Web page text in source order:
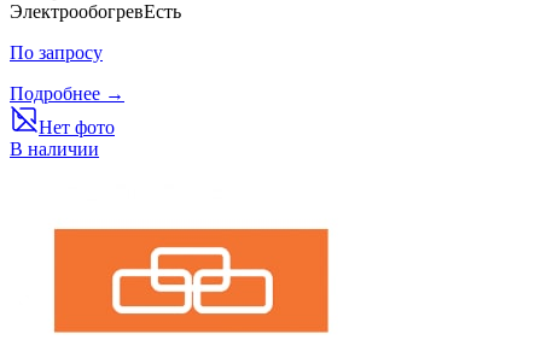
ЭлектрообогревЕсть
По запросу
Подробнее →
Нет фото
В наличии